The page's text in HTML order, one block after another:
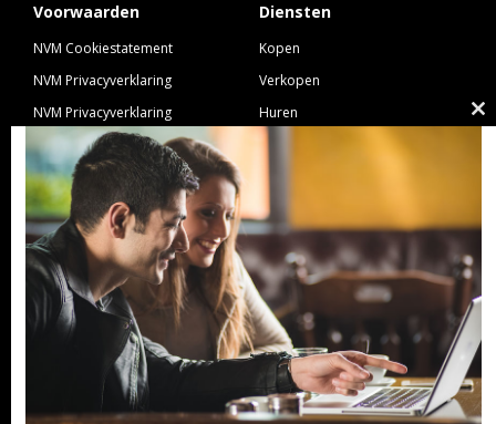
Voorwaarden
NVM Cookiestatement
NVM Privacyverklaring
NVM Privacyverklaring
Nieuwbouw
NVM Voorwaarden Consument
NVM Voorwaarden
Professionele Opdrachtgevers
Diensten
Kopen
Verkopen
Huren
Hypotheek
Verzekeren
Links
Ibiza Real Estate BDK
NieuwWonenUtrecht